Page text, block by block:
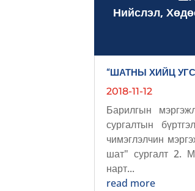
Нийслэл,
“ШАТНЫ ХИЙЦ
2018-11-12
Барилгын
сургалтын
чимэглэлчин
шат" сургалт 2.
нарт...
read more